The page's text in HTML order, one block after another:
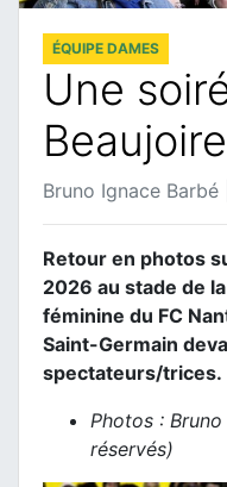
ÉQUIPE DAMES
Une
Beaujoire
Bruno Ignace
Retour en photos
2026 au stade de
féminine du FC
Saint-Germain
spectateurs/trices.
Photos :
réservés)